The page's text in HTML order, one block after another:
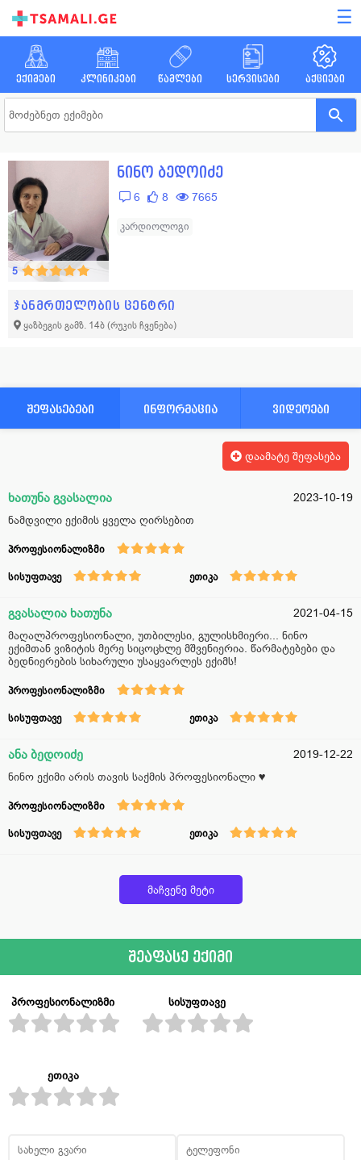
☰
ექიმები კლინიკები წამლები სერვისები აქციები
5
ნინო ბედოიძე
6 8 7665
კარდიოლოგი
ჯანმრთელობის ცენტრი
ყაზბეგის გამზ. 14ბ (რუკის ჩვენება)
შეფასებები ინფორმაცია ვიდეოები
დაამატე შეფასება
ხათუნა გვასალია
2023-10-19
ნამდვილი ექიმის ყველა ღირსებით
პროფესიონალიზმი
სისუფთავე ეთიკა
გვასალია ხათუნა
2021-04-15
მაღალპროფესიონალი, უთბილესი, გულისხმიერი... ნინო
ექიმთან ვიზიტის მერე სიცოცხლე მშვენიერია. წარმატებები და
ბედნიერების სიხარული უსაყვარლეს ექიმს!
პროფესიონალიზმი
სისუფთავე ეთიკა
ანა ბედოიძე
2019-12-22
ნინო ექიმი არის თავის საქმის პროფესიონალი ♥️
პროფესიონალიზმი
სისუფთავე ეთიკა
მაჩვენე მეტი
შეაფასე ექიმი
პროფესიონალიზმი სისუფთავე
ეთიკა